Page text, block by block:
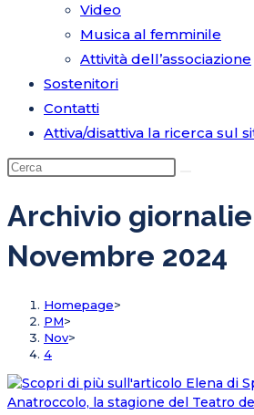
Video
Musica al femminile
Attività dell’associazione
Sostenitori
Contatti
Attiva/disattiva la ricerca sul
Archivio
Novembre 2024
Homepage>
PM>
Nov>
4